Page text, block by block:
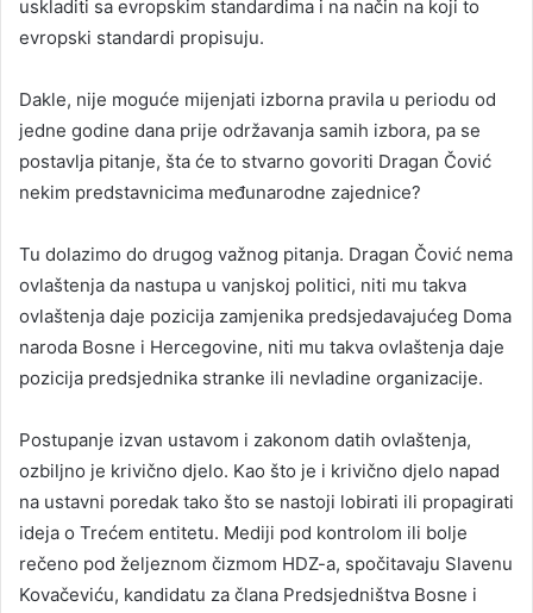
uskladiti sa evropskim standardima i na način na koji to
evropski standardi propisuju.
Dakle, nije moguće mijenjati izborna pravila u periodu od
jedne godine dana prije održavanja samih izbora, pa se
postavlja pitanje, šta će to stvarno govoriti Dragan Čović
nekim predstavnicima međunarodne zajednice?
Tu dolazimo do drugog važnog pitanja. Dragan Čović nema
ovlaštenja da nastupa u vanjskoj politici, niti mu takva
ovlaštenja daje pozicija zamjenika predsjedavajućeg Doma
naroda Bosne i Hercegovine, niti mu takva ovlaštenja daje
pozicija predsjednika stranke ili nevladine organizacije.
Postupanje izvan ustavom i zakonom datih ovlaštenja,
ozbiljno je krivično djelo. Kao što je i krivično djelo napad
na ustavni poredak tako što se nastoji lobirati ili propagirati
ideja o Trećem entitetu. Mediji pod kontrolom ili bolje
rečeno pod željeznom čizmom HDZ-a, spočitavaju Slavenu
Kovačeviću, kandidatu za člana Predsjedništva Bosne i